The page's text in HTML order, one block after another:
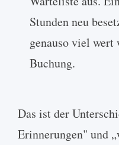
Stunden neu
genauso viel
Buchung.
Das ist der
Erinnerungen" und